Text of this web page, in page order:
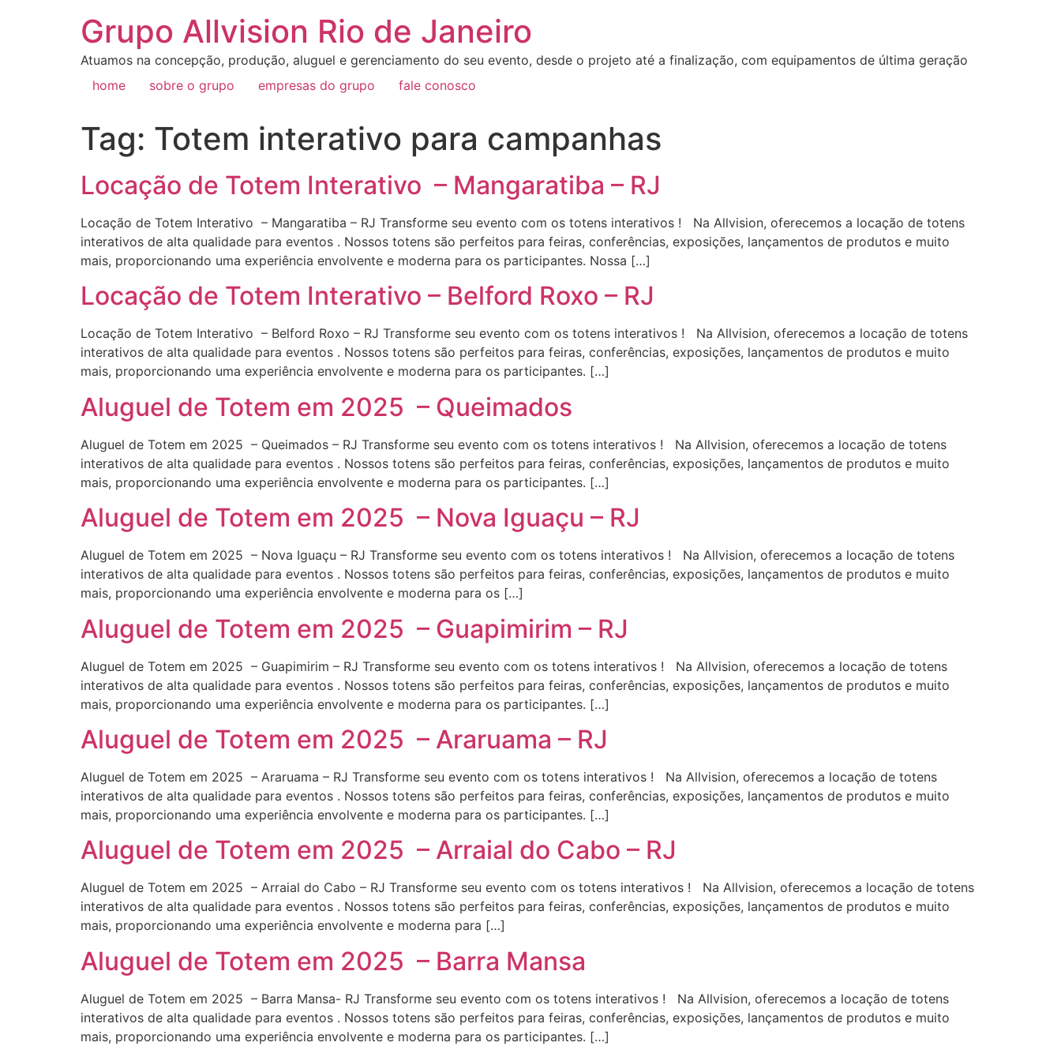
Grupo Allvision Rio de Janeiro
Atuamos na concepção, produção, aluguel e gerenciamento do seu evento, desde o projeto até a finalização, com equipamentos de última geração
home
sobre o grupo empresas do grupo fale conosco
Tag: Totem interativo para campanhas
Locação de Totem Interativo – Mangaratiba – RJ
Locação de Totem Interativo – Mangaratiba – RJ Transforme seu evento com os totens interativos ! Na Allvision, oferecemos a locação de totens
interativos de alta qualidade para eventos . Nossos totens são perfeitos para feiras, conferências, exposições, lançamentos de produtos e muito
mais, proporcionando uma experiência envolvente e moderna para os participantes. Nossa […]
Locação de Totem Interativo – Belford Roxo – RJ
Locação de Totem Interativo – Belford Roxo – RJ Transforme seu evento com os totens interativos ! Na Allvision, oferecemos a locação de totens
interativos de alta qualidade para eventos . Nossos totens são perfeitos para feiras, conferências, exposições, lançamentos de produtos e muito
mais, proporcionando uma experiência envolvente e moderna para os participantes. […]
Aluguel de Totem em 2025 – Queimados
Aluguel de Totem em 2025 – Queimados – RJ Transforme seu evento com os totens interativos ! Na Allvision, oferecemos a locação de totens
interativos de alta qualidade para eventos . Nossos totens são perfeitos para feiras, conferências, exposições, lançamentos de produtos e muito
mais, proporcionando uma experiência envolvente e moderna para os participantes. […]
Aluguel de Totem em 2025 – Nova Iguaçu – RJ
Aluguel de Totem em 2025 – Nova Iguaçu – RJ Transforme seu evento com os totens interativos ! Na Allvision, oferecemos a locação de totens
interativos de alta qualidade para eventos . Nossos totens são perfeitos para feiras, conferências, exposições, lançamentos de produtos e muito
mais, proporcionando uma experiência envolvente e moderna para os […]
Aluguel de Totem em 2025 – Guapimirim – RJ
Aluguel de Totem em 2025 – Guapimirim – RJ Transforme seu evento com os totens interativos ! Na Allvision, oferecemos a locação de totens
interativos de alta qualidade para eventos . Nossos totens são perfeitos para feiras, conferências, exposições, lançamentos de produtos e muito
mais, proporcionando uma experiência envolvente e moderna para os participantes. […]
Aluguel de Totem em 2025 – Araruama – RJ
Aluguel de Totem em 2025 – Araruama – RJ Transforme seu evento com os totens interativos ! Na Allvision, oferecemos a locação de totens
interativos de alta qualidade para eventos . Nossos totens são perfeitos para feiras, conferências, exposições, lançamentos de produtos e muito
mais, proporcionando uma experiência envolvente e moderna para os participantes. […]
Aluguel de Totem em 2025 – Arraial do Cabo – RJ
Aluguel de Totem em 2025 – Arraial do Cabo – RJ Transforme seu evento com os totens interativos ! Na Allvision, oferecemos a locação de totens
interativos de alta qualidade para eventos . Nossos totens são perfeitos para feiras, conferências, exposições, lançamentos de produtos e muito
mais, proporcionando uma experiência envolvente e moderna para […]
Aluguel de Totem em 2025 – Barra Mansa
Aluguel de Totem em 2025 – Barra Mansa- RJ Transforme seu evento com os totens interativos ! Na Allvision, oferecemos a locação de totens
interativos de alta qualidade para eventos . Nossos totens são perfeitos para feiras, conferências, exposições, lançamentos de produtos e muito
mais, proporcionando uma experiência envolvente e moderna para os participantes. […]